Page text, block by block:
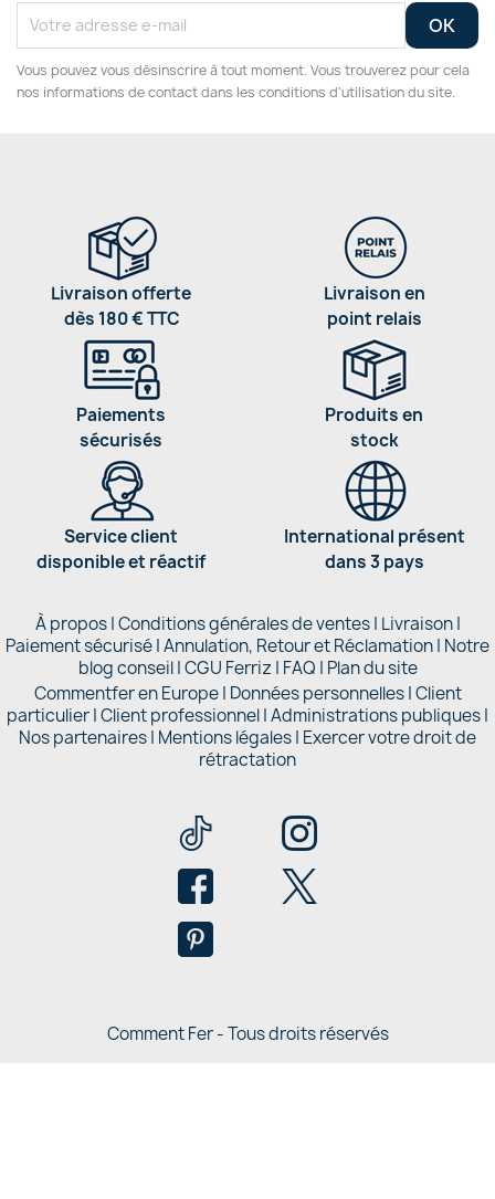
Vous pouvez vous désinscrire à tout moment. Vous trouverez pour cela
nos informations de contact dans les conditions d'utilisation du site.
Livraison offerte
dès 180 € TTC
Livraison en
point relais
Paiements
sécurisés
Produits en
stock
Service client
disponible et réactif
International présent
dans 3 pays
À propos|Conditions générales de ventes| Livraison|
Paiement sécurisé|Annulation, Retour et Réclamation| Notre
blog conseil|CGU Ferriz | FAQ | Plan du site
Commentfer en Europe| Données personnelles|Client
particulier|Client professionnel|Administrations publiques|
Nos partenaires | Mentions légales| Exercer votre droit de
rétractation
Comment Fer - Tous droits réservés